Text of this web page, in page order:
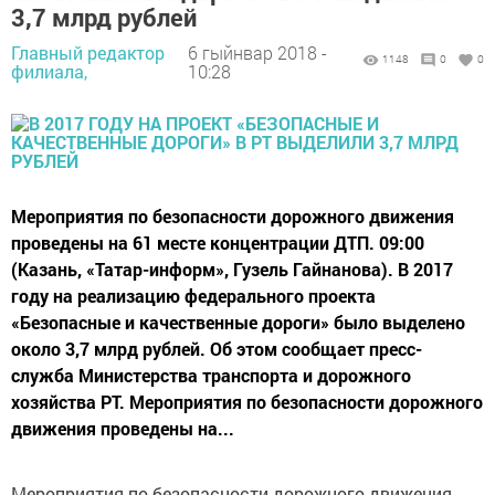
3,7 млрд рублей
Главный редактор
филиала,
6 гыйнвар 2018 -
10:28
1148 0 0
Мероприятия по безопасности дорожного движения
проведены на 61 месте концентрации ДТП. 09:00
(Казань, «Татар-информ», Гузель Гайнанова). В 2017
году на реализацию федерального проекта
«Безопасные и качественные дороги» было выделено
около 3,7 млрд рублей. Об этом сообщает пресс-
служба Министерства транспорта и дорожного
хозяйства РТ. Мероприятия по безопасности дорожного
движения проведены на...